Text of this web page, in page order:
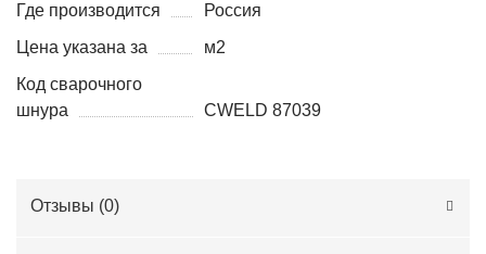
Где производится
Россия
Цена указана за
м2
Код сварочного
шнура
CWELD 87039
Отзывы (0)